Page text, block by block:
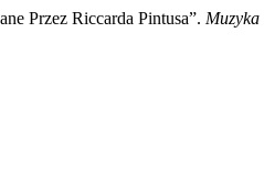
Przez Riccarda Pintusa”. Muzyka